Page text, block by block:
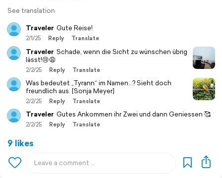
See translation
Traveler Gute Reise!
2/1/25 Reply Translate
Traveler Schade, wenn die Sicht zu wünschen übrig
lässt!😢😩
2/2/25 Reply Translate
Was bedeutet „Tyrann“ im Namen…? Sieht doch
freundlich aus. [Sonja Meyer]
2/2/25 Reply Translate
Traveler Gutes Ankommen ihr Zwei und dann Geniessen 🥰
2/2/25 Reply Translate
9 likes